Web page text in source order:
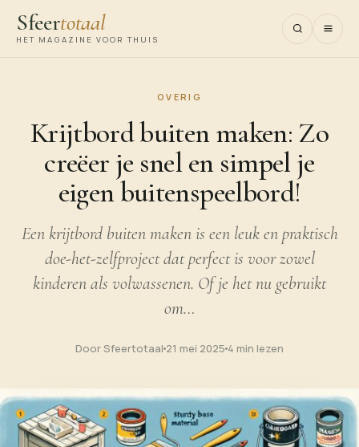
Sfeertotaal
HET MAGAZINE VOOR THUIS
OVERIG
Krijtbord buiten maken: Zo
creëer je snel en simpel je
eigen buitenspeelbord!
Een krijtbord buiten maken is een leuk en praktisch
doe-het-zelfproject dat perfect is voor zowel
kinderen als volwassenen. Of je het nu gebruikt
om…
Door Sfeertotaal 21 mei 2025 4 min lezen